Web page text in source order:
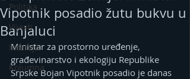
Politika
Vijesti
Intervju
Kolumna
Vipotnik posadio žutu bukvu u
Banjaluci
Ministar za prostorno uređenje,
građevinarstvo i ekologiju Republike
Srpske Bojan Vipotnik posadio je danas